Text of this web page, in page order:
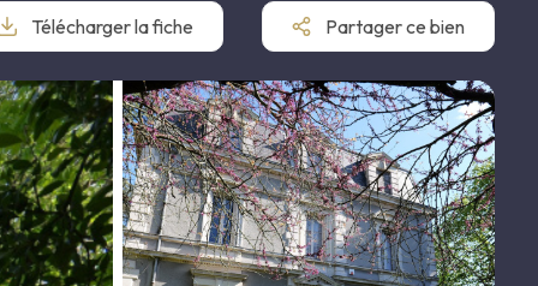
Télécharger la fiche Partager ce bien